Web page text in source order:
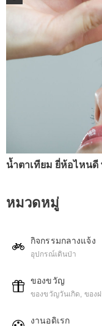
น้ำตาเทียม ยี่ห้อไหนดี
หมวดหมู่
กิจกรรมกลางแจ้ง
อุปกรณ์เดินป่า
ของขวัญ
ของขวัญวันเกิด, ของ
งานอดิเรก